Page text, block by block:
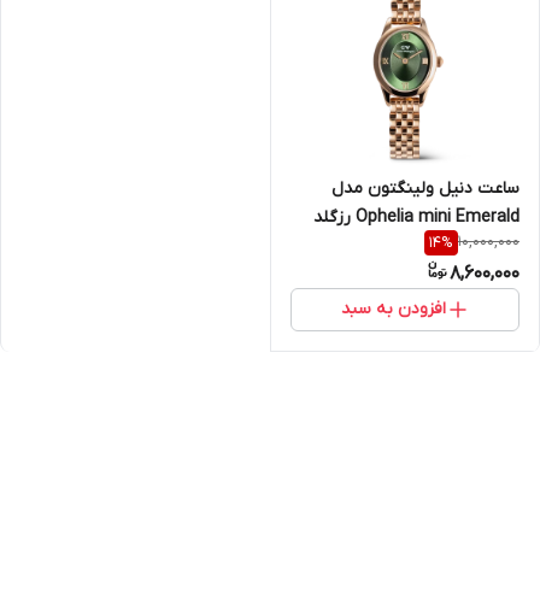
ساعت دنیل ولینگتون مدل
Ophelia mini Emerald رزگلد
(زنانه)
10,000,000
14%
8,600,000
افزودن به سبد